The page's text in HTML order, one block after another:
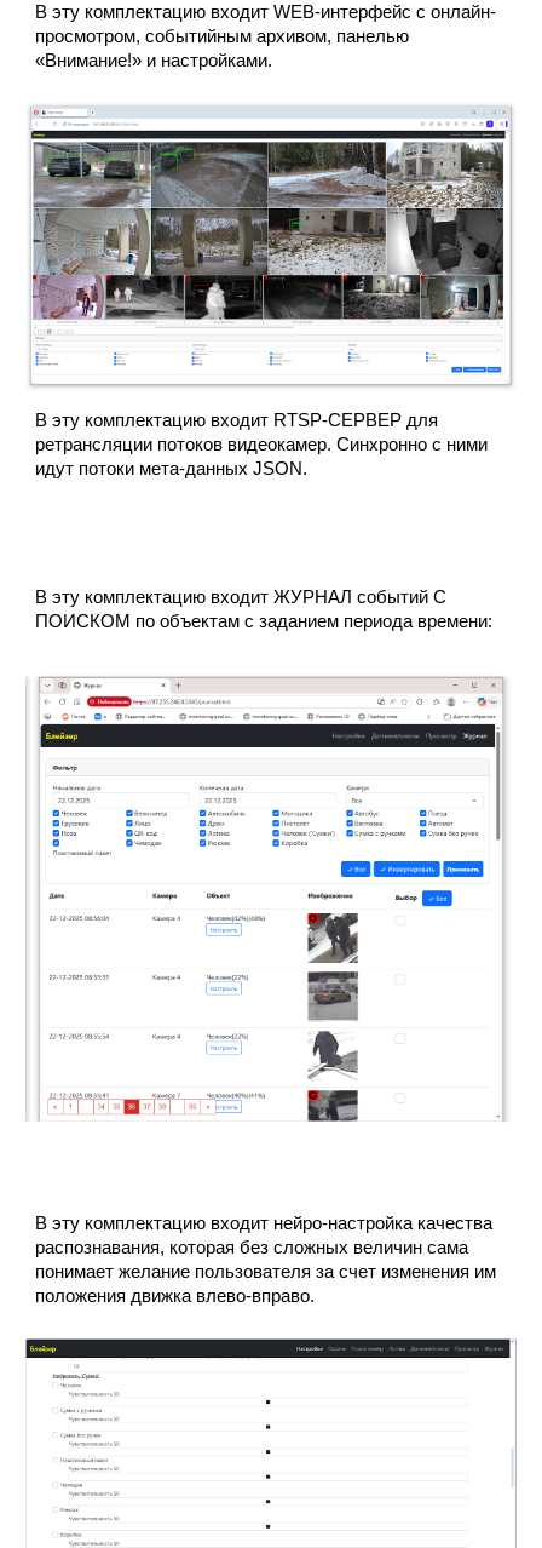
В эту комплектацию входит WEB-интерфейс с онлайн-
просмотром, событийным архивом, панелью
«Внимание!» и настройками.
В эту комплектацию входит RTSP-СЕРВЕР для
ретрансляции потоков видеокамер.Синхронно с ними
идут потоки мета-данных JSON.
В эту комплектацию входитЖУРНАЛсобытий С
ПОИСКОМ по объектам с заданием периода времени:
В эту комплектацию входит нейро-настройка качества
распознавания, которая без сложных величин сама
понимает желание пользователя за счет изменения им
положения движка влево-вправо.